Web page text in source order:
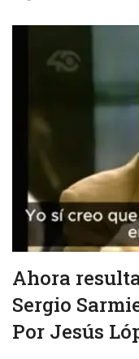
Ahora
Sergio
Por Jesús